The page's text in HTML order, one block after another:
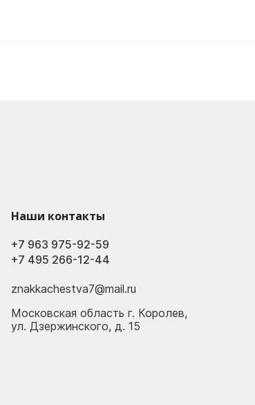
Наши контакты
+7 495 266-12-44
+7 963 975-92-59
znakkachestva7@mail.ru
Московская область г. Королев,
ул. Дзержинского, д. 15